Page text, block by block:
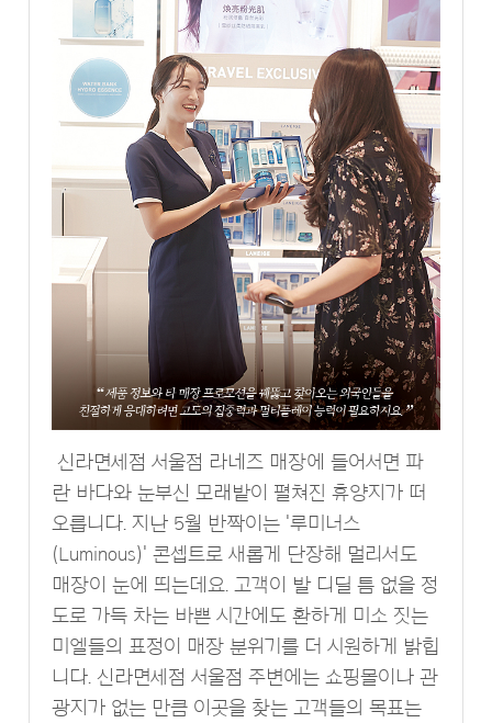
신라면세점 서울점 라네즈 매장에 들어서면 파
란 바다와 눈부신 모래밭이 펼쳐진 휴양지가 떠
오릅니다. 지난 5월 반짝이는 '루미너스
(Luminous)' 콘셉트로 새롭게 단장해 멀리서도
매장이 눈에 띄는데요. 고객이 발 디딜 틈 없을 정
도로 가득 차는 바쁜 시간에도 환하게 미소 짓는
미엘들의 표정이 매장 분위기를 더 시원하게 밝힙
니다. 신라면세점 서울점 주변에는 쇼핑몰이나 관
광지가 없는 만큼 이곳을 찾는 고객들의 목표는